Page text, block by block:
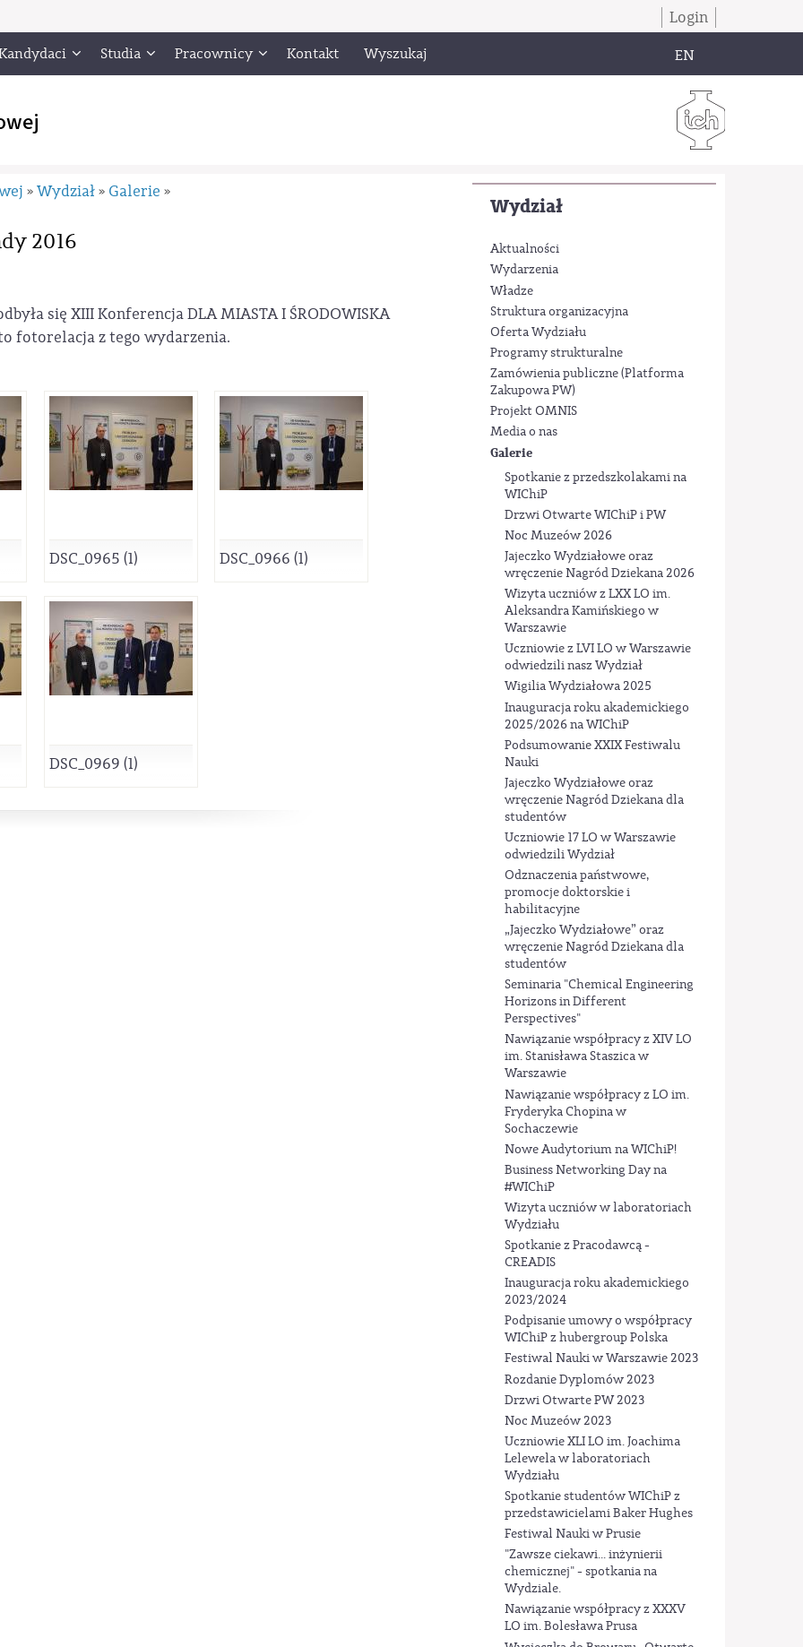
Login
Studia Pracownicy Kontakt Wyszukaj EN
Wydział
Aktualności
Wydarzenia
Władze
Struktura organizacyjna
Oferta Wydziału
Programy strukturalne
Zamówienia publiczne (Platforma
Zakupowa PW)
Projekt OMNIS
Media o nas
Galerie
Spotkanie z przedszkolakami na
WIChiP
Drzwi Otwarte WIChiP i PW
Noc Muzeów 2026
Jajeczko Wydziałowe oraz
wręczenie Nagród Dziekana 2026
Wizyta uczniów z LXX LO im.
Aleksandra Kamińskiego w
Warszawie
Uczniowie z LVI LO w Warszawie
odwiedzili nasz Wydział
Wigilia Wydziałowa 2025
Inauguracja roku akademickiego
2025/2026 na WIChiP
Podsumowanie XXIX Festiwalu
Nauki
Jajeczko Wydziałowe oraz
wręczenie Nagród Dziekana dla
studentów
Uczniowie 17 LO w Warszawie
odwiedzili Wydział
Odznaczenia państwowe,
promocje doktorskie i
habilitacyjne
„Jajeczko Wydziałowe” oraz
wręczenie Nagród Dziekana dla
studentów
Seminaria "Chemical Engineering
Horizons in Different
Perspectives"
Nawiązanie współpracy z XIV LO
im. Stanisława Staszica w
Warszawie
Nawiązanie współpracy z LO im.
Fryderyka Chopina w
Sochaczewie
Nowe Audytorium na WIChiP!
Business Networking Day na
#WIChiP
Wizyta uczniów w laboratoriach
Wydziału
Spotkanie z Pracodawcą -
CREADIS
Inauguracja roku akademickiego
2023/2024
Podpisanie umowy o współpracy
WIChiP z hubergroup Polska
Festiwal Nauki w Warszawie 2023
Rozdanie Dyplomów 2023
Drzwi Otwarte PW 2023
Noc Muzeów 2023
Uczniowie XLI LO im. Joachima
Lelewela w laboratoriach
Wydziału
Spotkanie studentów WIChiP z
przedstawicielami Baker Hughes
Festiwal Nauki w Prusie
"Zawsze ciekawi... inżynierii
chemicznej" - spotkania na
Wydziale.
Nawiązanie współpracy z XXXV
LO im. Bolesława Prusa
» Wydział » Galerie »
2016
się XIII Konferencja DLA MIASTA I ŚRODOWISKA
fotorelacja z tego wydarzenia.
DSC_0965 (1) DSC_0966 (1)
DSC_0969 (1)